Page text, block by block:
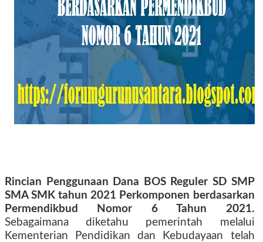
Rincian Penggunaan Dana BOS Reguler SD SMP
SMA SMK tahun 2021 Perkomponen berdasarkan
Permendikbud Nomor 6 Tahun 2021.
Sebagaimana diketahu pemerintah melalui
Kementerian Pendidikan dan Kebudayaan telah